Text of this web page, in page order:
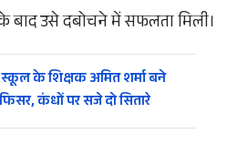
बाद उसे दबोचने में सफलता मिली।
के शिक्षक अमित शर्मा बने
कंधों पर सजे दो सितारे